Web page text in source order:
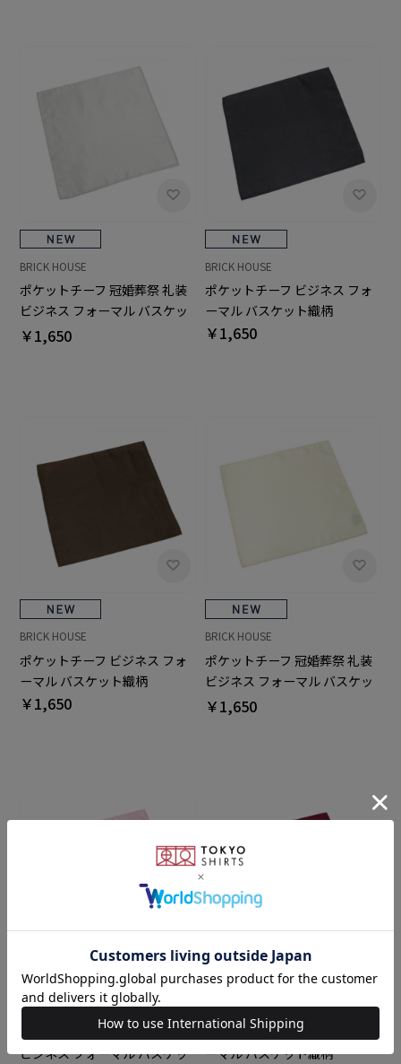
BRICK HOUSE
ポケットチーフ 冠婚葬祭 礼装
ビジネス フォーマル バスケッ
ト織柄
￥1,650
BRICK HOUSE
ポケットチーフ ビジネス フォ
ーマル バスケット織柄
￥1,650
BRICK HOUSE
ポケットチーフ ビジネス フォ
ーマル バスケット織柄
￥1,650
BRICK HOUSE
ポケットチーフ 冠婚葬祭 礼装
ビジネス フォーマル バスケッ
ト織柄
￥1,650
BRICK HOUSE
ポケットチーフ 冠婚葬祭 礼装
ビジネス フォーマル バスケッ
BRICK HOUSE
ポケットチーフ ビジネス フォ
ーマル バスケット織柄